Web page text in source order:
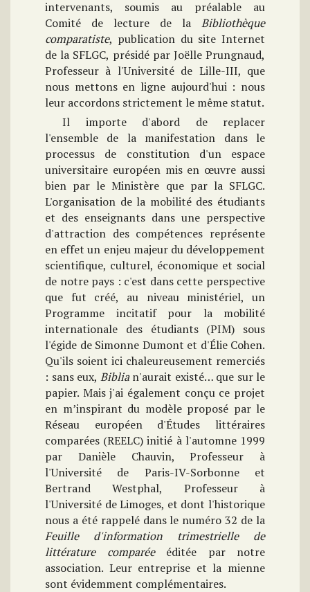
intervenants, soumis au préalable au
Comité de lecture de la Bibliothèque
comparatiste, publication du site Internet
de la SFLGC, présidé par Joëlle Prungnaud,
Professeur à l'Université de Lille-III, que
nous mettons en ligne aujourd'hui : nous
leur accordons strictement le même statut.
Il importe d'abord de replacer
l'ensemble de la manifestation dans le
processus de constitution d'un espace
universitaire européen mis en œuvre aussi
bien par le Ministère que par la SFLGC.
L'organisation de la mobilité des étudiants
et des enseignants dans une perspective
d'attraction des compétences représente
en effet un enjeu majeur du développement
scientifique, culturel, économique et social
de notre pays : c'est dans cette perspective
que fut créé, au niveau ministériel, un
Programme incitatif pour la mobilité
internationale des étudiants (PIM) sous
l'égide de Simonne Dumont et d'Élie Cohen.
Qu'ils soient ici chaleureusement remerciés
: sans eux, Biblian'aurait existé… que sur le
papier. Mais j'ai également conçu ce projet
en m’inspirant du modèle proposé par le
Réseau européen d'Études littéraires
comparées (REELC) initié à l'automne 1999
par Danièle Chauvin, Professeur à
l'Université de Paris-IV-Sorbonne et
Bertrand Westphal, Professeur à
l'Université de Limoges, et dont l'historique
nous a été rappelé dans le numéro 32 de la
Feuille d'information trimestrielle de
littérature comparée éditée par notre
association. Leur entreprise et la mienne
sont évidemment complémentaires.